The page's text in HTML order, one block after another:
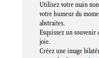
Utilisez votre main
votre humeur du
abstraites.
Esquissez un souvenir
joie.
Créez une image